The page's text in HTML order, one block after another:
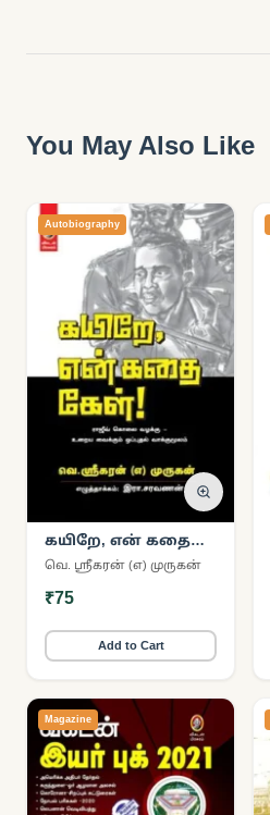
You May Also Like
Autobiography
கயிறே, என் கதை
கேள்
வெ. ஸ்ரீகரன் (எ) முருகன்
₹75
Add to Cart
Magazine